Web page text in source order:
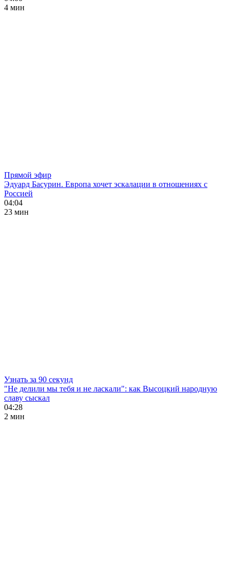
4 мин
Прямой эфир
Эдуард Басурин. Европа хочет эскалации в отношениях с
Россией
04:04
23 мин
Узнать за 90 секунд
"Не делили мы тебя и не ласкали": как Высоцкий народную
славу сыскал
04:28
2 мин